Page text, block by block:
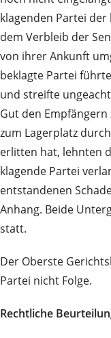
klagenden Partei
dem Verbleib der
von ihrer Ankunft
beklagte Partei
und streifte
Gut den Empfängern
zum Lagerplatz
erlitten hat, lehnten
klagende Partei
entstandenen
Anhang. Beide
statt.
Der Oberste
Partei nicht Folge.
Rechtliche